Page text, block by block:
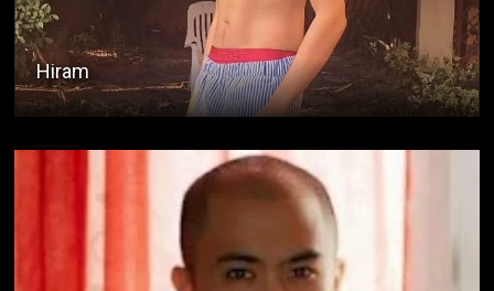
Construction Daddy